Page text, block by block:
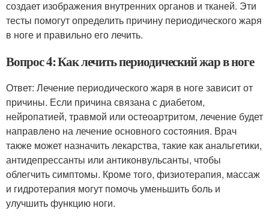
создает изображения внутренних органов и тканей. Эти
тесты помогут определить причину периодического жаря
в ноге и правильно его лечить.
Вопрос 4: Как лечить периодический жар в ноге
Ответ: Лечение периодического жаря в ноге зависит от
причины. Если причина связана с диабетом,
нейропатией, травмой или остеоартритом, лечение будет
направлено на лечение основного состояния. Врач
также может назначить лекарства, такие как анальгетики,
антидепрессанты или антиконвульсанты, чтобы
облегчить симптомы. Кроме того, физиотерапия, массаж
и гидротерапия могут помочь уменьшить боль и
улучшить функцию ноги.